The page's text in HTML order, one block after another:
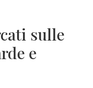
sulle
e